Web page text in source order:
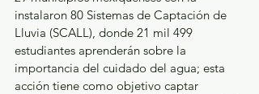
instalaron 80 Sistemas de Captación de
Lluvia (SCALL), donde 21 mil 499
estudiantes aprenderán sobre la
importancia del cuidado del agua; esta
acción tiene como objetivo captar